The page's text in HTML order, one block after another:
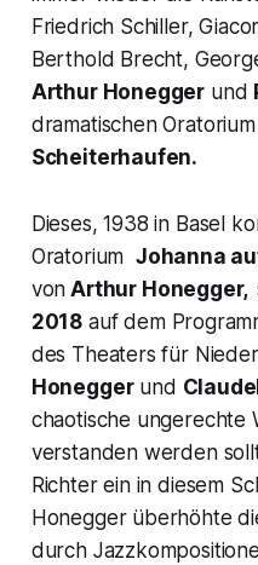
Friedrich Schiller,
Berthold Brecht,
Arthur Honegger und
dramatischen Oratorium
Scheiterhaufen.
Dieses, 1938 in Basel
Oratorium Johanna
von Arthur Honegger,
2018 auf dem
des Theaters für
Honeggerund
chaotische ungerechte
verstanden werden
Richter ein in diesem
Honegger überhöhte
durch